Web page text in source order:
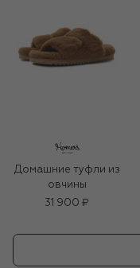
Домашние туфли из
овчины
31 900 ₽